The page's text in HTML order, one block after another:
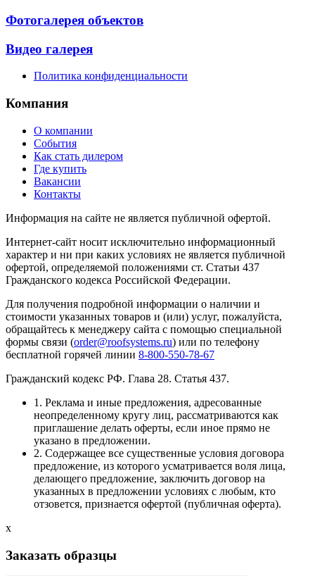
Фотогалерея объектов
Видео галерея
Политика конфиденциальности
Компания
О компании
События
Как стать дилером
Где купить
Вакансии
Контакты
Информация на сайте не является публичной офертой.
Интернет-сайт носит исключительно информационный
характер и ни при каких условиях не является публичной
офертой, определяемой положениями ст. Статьи 437
Гражданского кодекса Российской Федерации.
Для получения подробной информации о наличии и
стоимости указанных товаров и (или) услуг, пожалуйста,
обращайтесь к менеджеру сайта с помощью специальной
формы связи (order@roofsystems.ru) или по телефону
бесплатной горячей линии 8-800-550-78-67
Гражданский кодекс РФ. Глава 28. Статья 437.
1. Реклама и иные предложения, адресованные
неопределенному кругу лиц, рассматриваются как
приглашение делать оферты, если иное прямо не
указано в предложении.
2. Содержащее все существенные условия договора
предложение, из которого усматривается воля лица,
делающего предложение, заключить договор на
указанных в предложении условиях с любым, кто
отзовется, признается офертой (публичная оферта).
x
Заказать образцы